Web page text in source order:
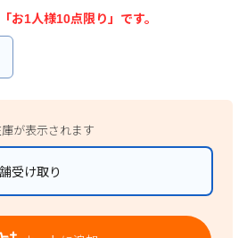
お1人様10点限り」です。
が表示されます
受け取り